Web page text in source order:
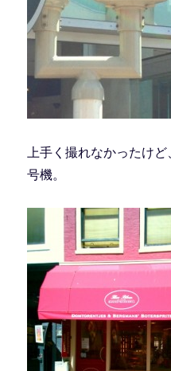
上手く撮れなかったけ
号機。